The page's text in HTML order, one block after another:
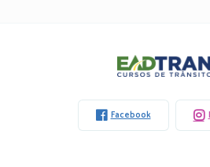
Eadtran
Facebook